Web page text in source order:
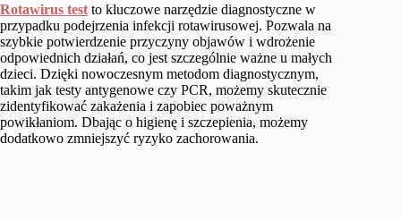
Rotawirus test to kluczowe narzędzie diagnostyczne w
przypadku podejrzenia infekcji rotawirusowej. Pozwala na
szybkie potwierdzenie przyczyny objawów i wdrożenie
odpowiednich działań, co jest szczególnie ważne u małych
dzieci. Dzięki nowoczesnym metodom diagnostycznym,
takim jak testy antygenowe czy PCR, możemy skutecznie
zidentyfikować zakażenia i zapobiec poważnym
powikłaniom. Dbając o higienę i szczepienia, możemy
dodatkowo zmniejszyć ryzyko zachorowania.